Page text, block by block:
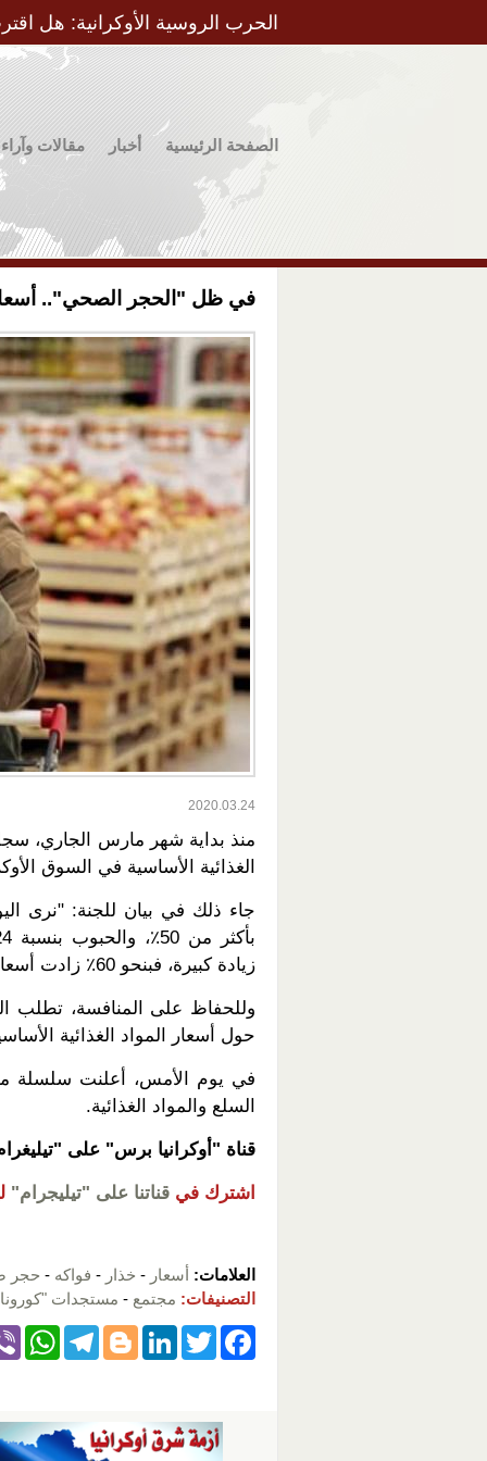
الحرب الروسية الأوكرانية: هل
الصفحة الرئيسية أخبار مقالات وآراء
في ظل "الحجر الصحي".. أسعار الخضار
2020.03.24
منذ بداية شهر مارس الجاري،
الغذائية الأساسية في السوق
جاء ذلك في بيان للجنة: "نرى
زيادة كبيرة، فبنحو 60٪ زادت أسعار البطاطس، كما تضاعفت أسعار البصل والجزر".
وللحفاظ على المنافسة، تطلب
حول أسعار المواد الغذائية
في يوم الأمس، أعلنت سلسلة
السلع والمواد الغذائية.
قناة "أوكرانيا برس" على
اشترك في قناتنا على "تيليجرام"
العلامات: أسعار - خذار - فواكه - حجر
التصنيفات: مجتمع - مستجدات
F
e
T
er
Li
e
Bl
g
T
gr
s